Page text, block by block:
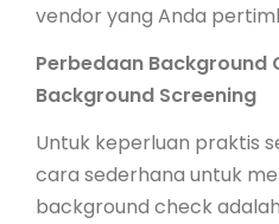
vendor yang Anda
Perbedaan Background
Background Screening
Untuk keperluan praktis
cara sederhana untuk
background check